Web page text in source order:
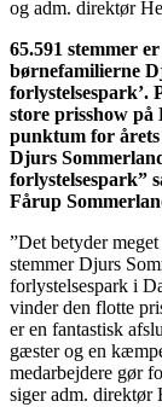
og adm. direktør
65.591 stemmer
børnefamilierne
forlystelsespark’.
store prisshow på
punktum for
Djurs
forlystelsespark”
Fårup
”Det betyder
stemmer Djurs
forlystelsespark i
vinder den flotte
er en fantastisk
gæster og en
medarbejdere gør
siger adm. direktør